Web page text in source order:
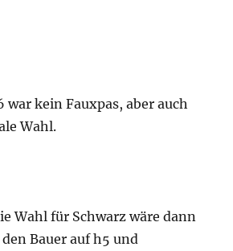
war kein Fauxpas, aber auch
Wahl.
Wahl für Schwarz wäre dann
Bauer auf h5 und